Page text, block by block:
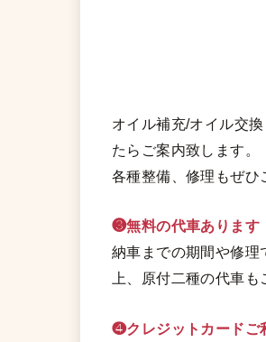
オイル補充/オイル交
たらご案内致します。
各種整備、修理もぜひ
❸無料の代車あります
納車までの期間や修理
上、原付二種の代車も
❹クレジットカードご